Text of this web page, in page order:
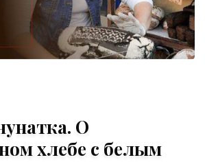
О
хлебе с белым